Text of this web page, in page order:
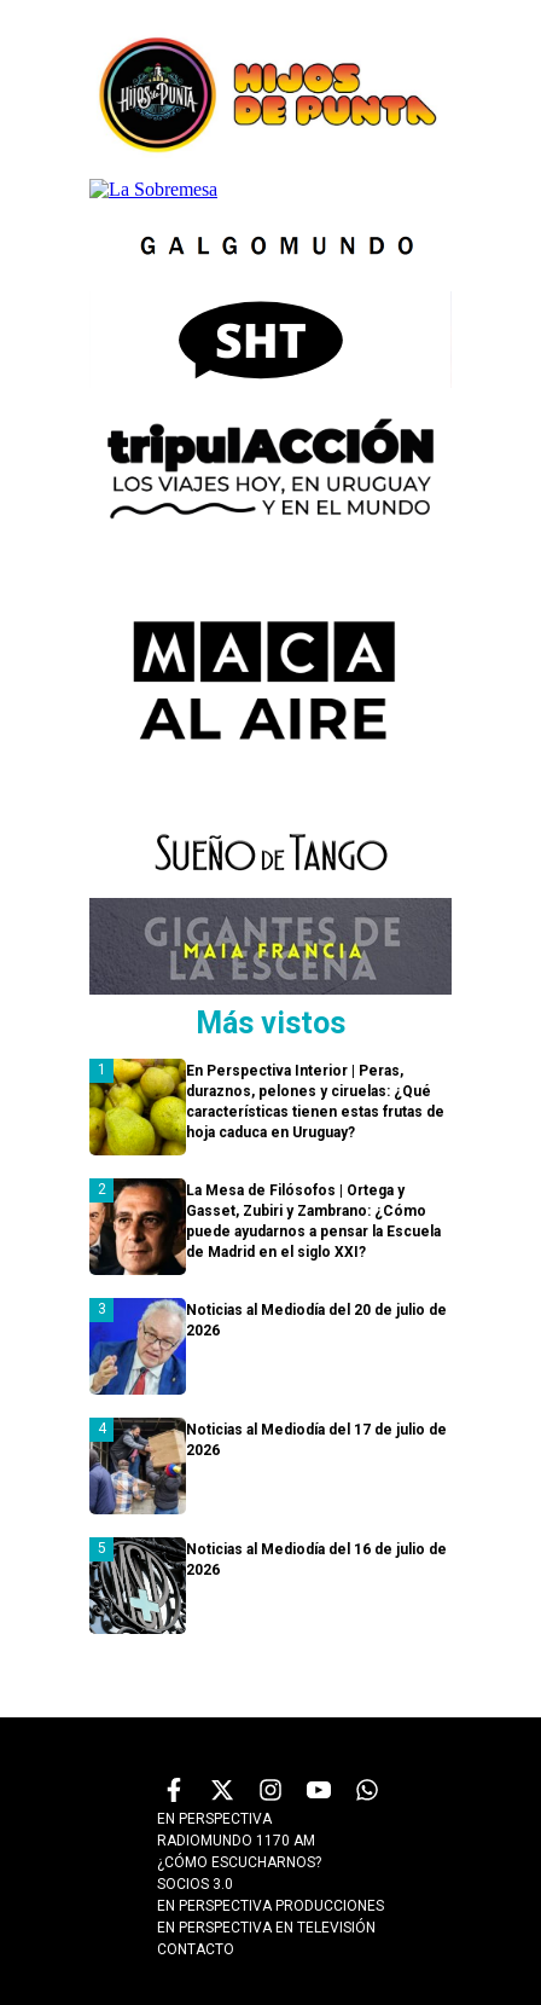
Más vistos
En Perspectiva Interior | Peras,
duraznos, pelones y ciruelas: ¿Qué
características tienen estas frutas de
hoja caduca en Uruguay?
La Mesa de Filósofos | Ortega y
Gasset, Zubiri y Zambrano: ¿Cómo
puede ayudarnos a pensar la Escuela
de Madrid en el siglo XXI?
Noticias al Mediodía del 20 de julio de
2026
Noticias al Mediodía del 17 de julio de
2026
Noticias al Mediodía del 16 de julio de
2026
EN PERSPECTIVA
RADIOMUNDO 1170 AM
¿CÓMO ESCUCHARNOS?
SOCIOS 3.0
EN PERSPECTIVA PRODUCCIONES
EN PERSPECTIVA EN TELEVISIÓN
CONTACTO